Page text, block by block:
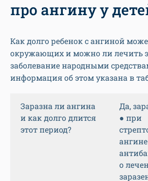
про ангину у
Как долго ребенок с ангиной
окружающих и можно ли лечить
заболевание народными
информация об этом указана в
Заразна ли ангина
и как долго длится
этот период?
Да,
● при
ангине
о